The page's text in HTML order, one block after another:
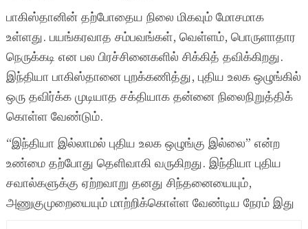
பாகிஸ்தானின் தற்போதைய நிலை மிகவும் மோசமாக
உள்ளது. பயங்கரவாத சம்பவங்கள், வெள்ளம், பொருளாதார
நெருக்கடி என பல பிரச்சினைகளில் சிக்கித் தவிக்கிறது.
இந்தியா பாகிஸ்தானை புறக்கணித்து, புதிய உலக ஒழுங்கில்
ஒரு தவிர்க்க முடியாத சக்தியாக தன்னை நிலைநிறுத்திக்
கொள்ள வேண்டும்.
“இந்தியா இல்லாமல் புதிய உலக ஒழுங்கு இல்லை” என்ற
உண்மை தற்போது தெளிவாகி வருகிறது. இந்தியா புதிய
சவால்களுக்கு ஏற்றவாறு தனது சிந்தனையையும்,
அணுகுமுறையையும் மாற்றிக்கொள்ள வேண்டிய நேரம் இது